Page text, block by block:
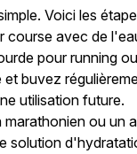
Voici les
course avec de
pour running
buvez
utilisation future.
ou un
solution